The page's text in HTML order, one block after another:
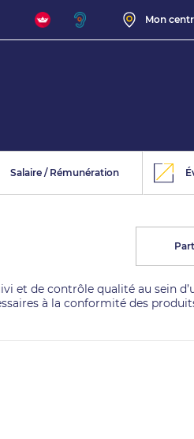
Mon
Salaire / Rémunération
et de contrôle qualité au sein
à la conformité des